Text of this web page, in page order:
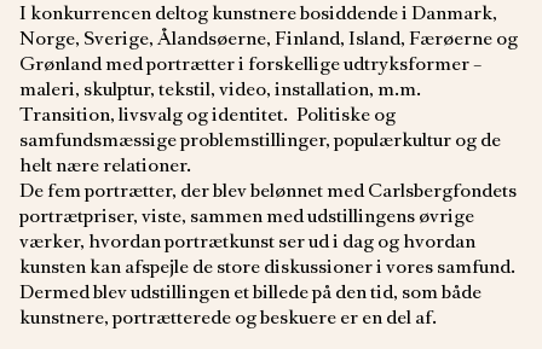
I konkurrencen deltog kunstnere bosiddende i Danmark,
Norge, Sverige, Ålandsøerne, Finland, Island, Færøerne og
Grønland med portrætter i forskellige udtryksformer –
maleri, skulptur, tekstil, video, installation, m.m.
Transition, livsvalg og identitet. Politiske og
samfundsmæssige problemstillinger, populærkultur og de
helt nære relationer.
De fem portrætter, der blev belønnet med Carlsbergfondets
portrætpriser, viste, sammen med udstillingens øvrige
værker, hvordan portrætkunst ser ud i dag og hvordan
kunsten kan afspejle de store diskussioner i vores samfund.
Dermed blev udstillingen et billede på den tid, som både
kunstnere, portrætterede og beskuere er en del af.